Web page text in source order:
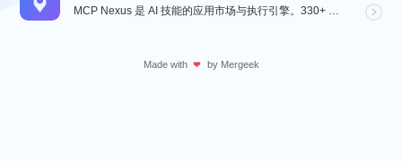
MCP Nexus 是 AI 技能的应用市场与执行引擎。330+ 即装即用技能（财务对账、合同审查、...
Made with ❤ by Mergeek